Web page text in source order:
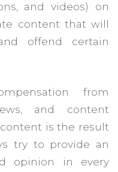
and videos) on
content that will
offend certain
from
and content
is the result
try to provide an
opinion in every